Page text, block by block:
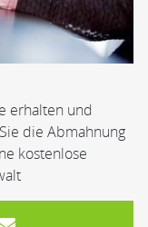
erhalten und
die Abmahnung
kostenlose